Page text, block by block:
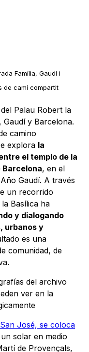
Família, Gaudí i
de camí compartit
Palau Robert la
Gaudí y Barcelona.
camino
explora la
el templo de la
Barcelona, en el
Gaudí. A través
un recorrido
Basílica ha
y dialogando
urbanos y
es una
comunidad, de
del archivo
ver en la
José, se coloca
solar en medio
de Provençals,